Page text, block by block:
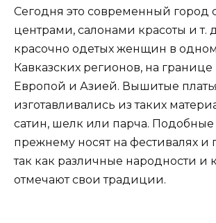
Сегодня это современный город
центрами, салонами красоты и т.
красочно одетых женщин в
Кавказских регионов, на
Европой и Азией. Вышитые
изготавливались из таких
сатин, шелк или парча.
прежнему носят на фестивалях и
так как различные народности и
отмечают свои традиции.